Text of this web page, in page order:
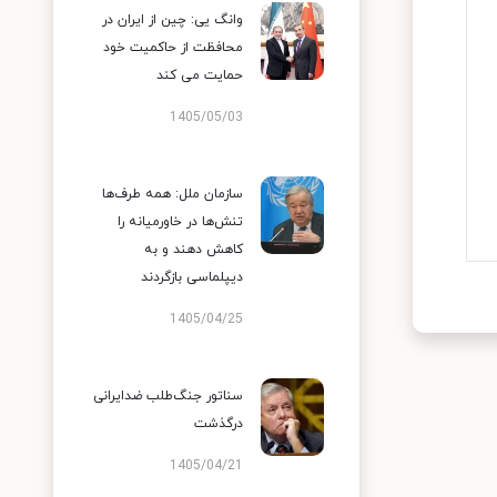
وانگ یی: چین از ایران در
محافظت از حاکمیت خود
حمایت می کند
1405/05/03
سازمان ملل: همه طرف‌ها
تنش‌ها در خاورمیانه را
کاهش دهند و به
دیپلماسی بازگردند
1405/04/25
سناتور جنگ‌طلب ضدایرانی
درگذشت
1405/04/21